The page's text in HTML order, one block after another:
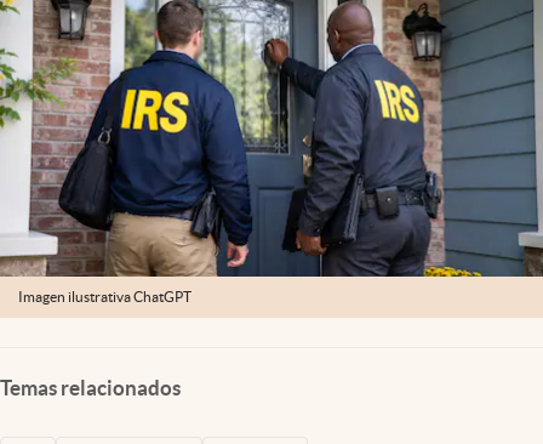
Imagen ilustrativa ChatGPT
Temas relacionados